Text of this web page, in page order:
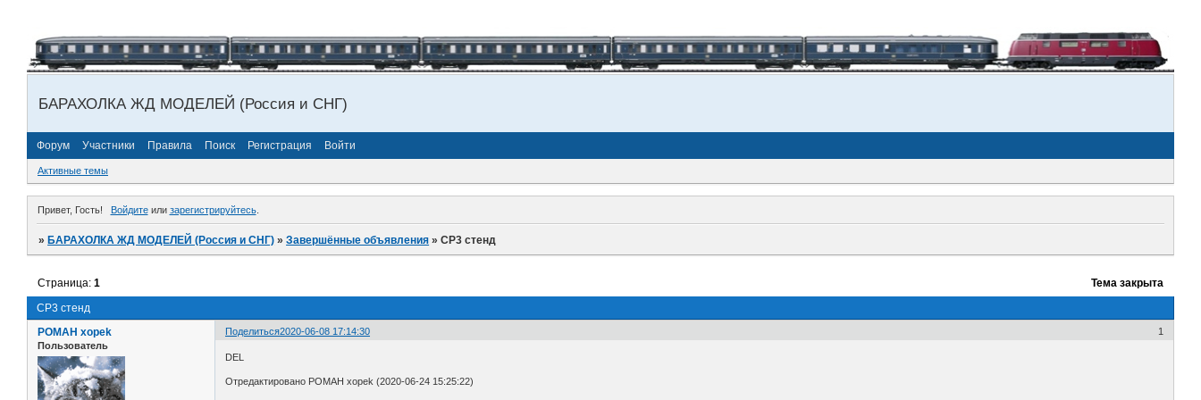
БАРАХОЛКА ЖД МОДЕЛЕЙ (Россия и СНГ)
Форум Участники Правила Поиск Регистрация Войти
Активные темы
Привет, Гость! Войдитеили зарегистрируйтесь.
»БАРАХОЛКА ЖД МОДЕЛЕЙ (Россия и СНГ) »Завершённые объявления »СР3 стенд
СР3 стенд
Страница:1 Тема закрыта
Поделиться 1
2020-06-08 17:14:30
POMAH xopek
Пользователь
DEL
Отредактировано POMAH xopek (2020-06-24 15:25:22)